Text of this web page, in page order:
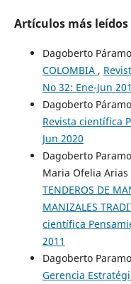
Artículos más
Dagoberto
COLOMBIA ,
No 32: Ene-Jun
Dagoberto
Revista científica
Jun 2020
Dagoberto
Maria Ofelia Arias
TENDEROS DE
MANIZALES
científica
2011
Dagoberto
Gerencia